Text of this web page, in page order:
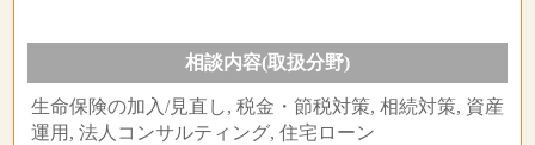
相談内容(取扱分野)
生命保険の加入/見直し, 税金・節税対策, 相続対策, 資産
運用, 法人コンサルティング, 住宅ローン